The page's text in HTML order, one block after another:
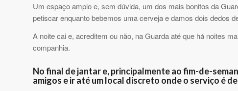
Um espaço amplo e, sem dúvida, um dos mais bonitos da
petiscar enquanto bebemos uma cerveja e damos dois dedos
A noite cai e, acreditem ou não, na Guarda até que há noites
companhia.
No final de jantar e, principalmente ao fim-de-
amigos e ir até um local discreto onde o serviço é